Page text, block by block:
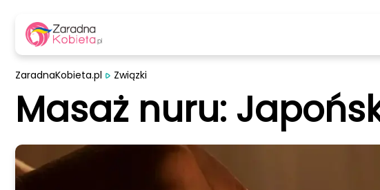
ZaradnaKobieta.pl Związki
Masaż nuru: